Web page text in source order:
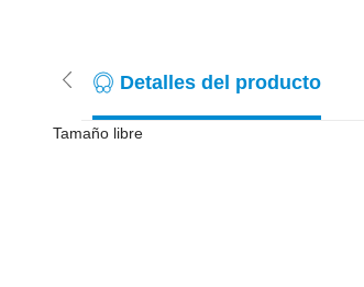
Detalles del producto
Tamaño libre